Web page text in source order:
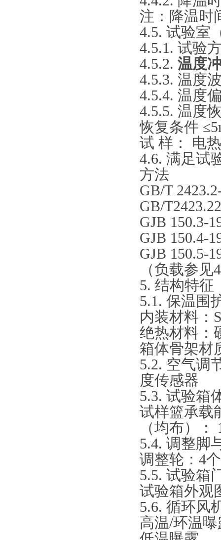
注：降温时
4.5. 试验室
4.5.1. 试验
4.5.2. 温度
4.5.3. 温度
4.5.4. 温度
4.5.5. 温度
恢复条件
试 样： 电
4.6. 满足试
方法
GB/T
GB/
GJB 150.3-
GJB 150.4-
GJB 150.5-
（负载参
5. 结构特征
5.1. 保温围
内装材料：
绝热材料：
箱体骨架材
5.2. 空气调
度传感器
5.3. 试验箱
试样篮承载
（均布）：
5.4. 调整脚
调整轮：4
5.5. 试验箱
试验箱外观
5.6. 循环风
高温/环温曝